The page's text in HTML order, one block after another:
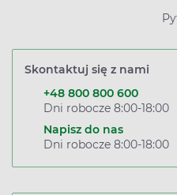
Skontaktuj się z nami
+48 800 800 600
Dni robocze 8:00-18:00
Napisz do nas
Dni robocze 8:00-18:00